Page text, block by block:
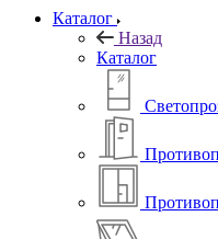
Каталог
Назад
Каталог